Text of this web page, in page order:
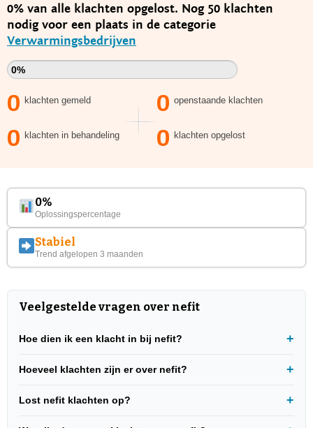
0% van alle klachten opgelost. Nog 50 klachten
nodig voor een plaats in de categorie
Verwarmingsbedrijven
0%
0 klachten gemeld 0 openstaande klachten
0 klachten in behandeling 0 klachten opgelost
0%
Oplossingspercentage
Stabiel
Trend afgelopen 3 maanden
Veelgestelde vragen over nefit
Hoe dien ik een klacht in bij nefit?
Hoeveel klachten zijn er over nefit?
Lost nefit klachten op?